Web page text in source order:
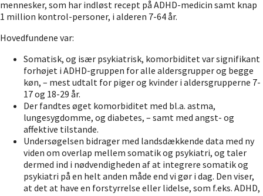
mennesker, som har indløst recept på ADHD-medicin samt knap
1 million kontrol-personer, i alderen 7-64 år.
Hovedfundene var:
Somatisk, og især psykiatrisk, komorbiditet var signifikant
forhøjet i ADHD-gruppen for alle aldersgrupper og begge
køn, – mest udtalt for piger og kvinder i aldersgrupperne 7-
17 og 18-29 år.
Der fandtes øget komorbiditet med bl.a. astma,
lungesygdomme, og diabetes, – samt med angst- og
affektive tilstande.
Undersøgelsen bidrager med landsdækkende data med ny
viden om overlap mellem somatik og psykiatri, og taler
dermed ind i nødvendigheden af at integrere somatik og
psykiatri på en helt anden måde end vi gør i dag. Den viser,
at det at have en forstyrrelse eller lidelse, som f.eks. ADHD,